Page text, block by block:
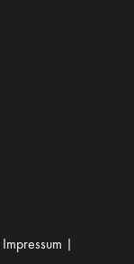
Impressum |